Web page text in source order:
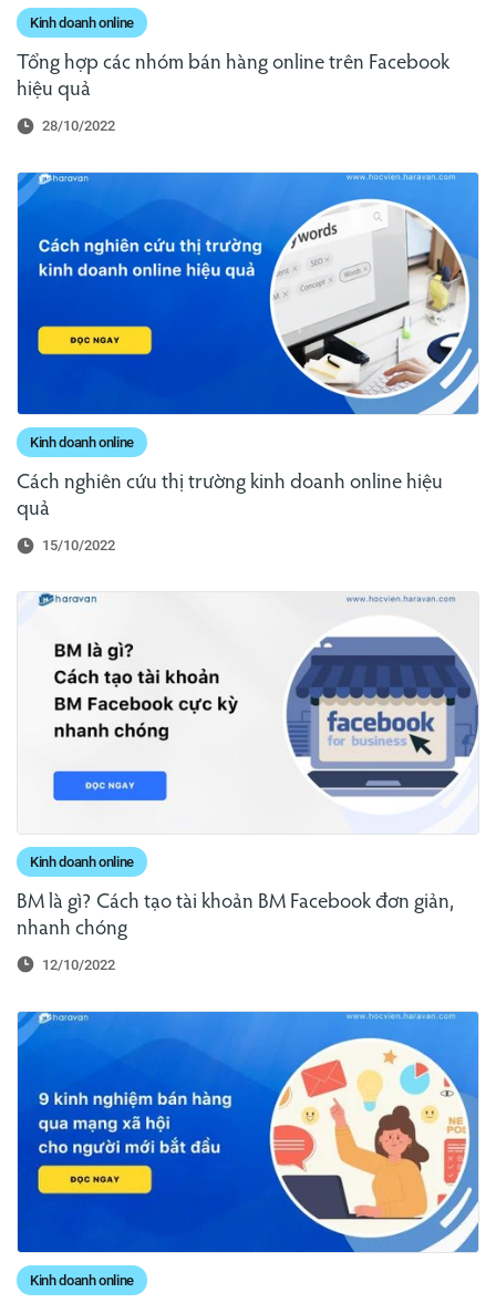
Kinh doanh online
Tổng hợp các nhóm bán hàng online trên Facebook
hiệu quả
28/10/2022
Kinh doanh online
Cách nghiên cứu thị trường kinh doanh online hiệu
quả
15/10/2022
Kinh doanh online
BM là gì? Cách tạo tài khoản BM Facebook đơn giản,
nhanh chóng
12/10/2022
Kinh doanh online